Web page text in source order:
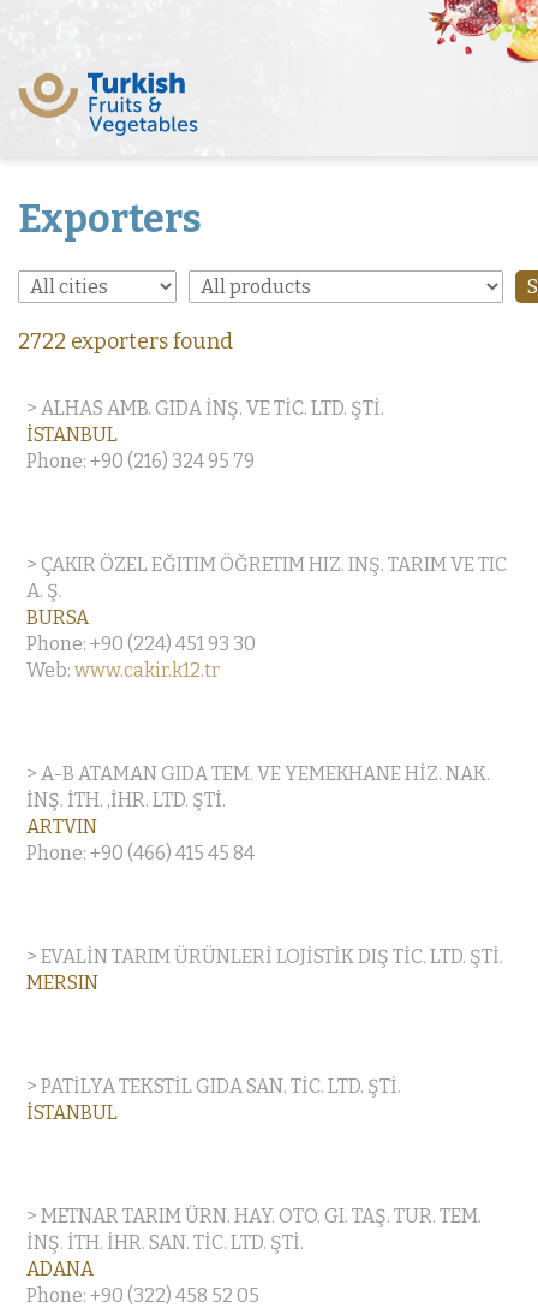
Exporters
2722 exporters found
> ALHAS AMB. GIDA İNŞ. VE TİC. LTD. ŞTİ.
İSTANBUL
Phone: +90 (216) 324 95 79
> ÇAKIR ÖZEL EĞITIM ÖĞRETIM HIZ. INŞ. TARIM VE TIC
A. Ş.
BURSA
Phone: +90 (224) 451 93 30
Web: www.cakir.k12.tr
> A-B ATAMAN GIDA TEM. VE YEMEKHANE HİZ. NAK.
İNŞ. İTH. ,İHR. LTD. ŞTİ.
ARTVIN
Phone: +90 (466) 415 45 84
> EVALİN TARIM ÜRÜNLERİ LOJİSTİK DIŞ TİC. LTD. ŞTİ.
MERSIN
> PATİLYA TEKSTİL GIDA SAN. TİC. LTD. ŞTİ.
İSTANBUL
> METNAR TARIM ÜRN. HAY. OTO. GI. TAŞ. TUR. TEM.
İNŞ. İTH. İHR. SAN. TİC. LTD. ŞTİ.
ADANA
Phone: +90 (322) 458 52 05